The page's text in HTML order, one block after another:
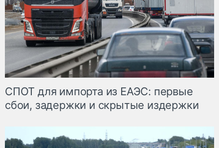
СПОТ для импорта из ЕАЭС: первые
сбои, задержки и скрытые издержки